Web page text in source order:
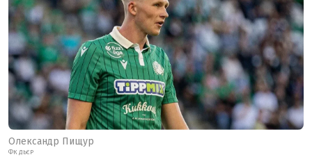
Олександр Пищур
ФК ДЬЄР